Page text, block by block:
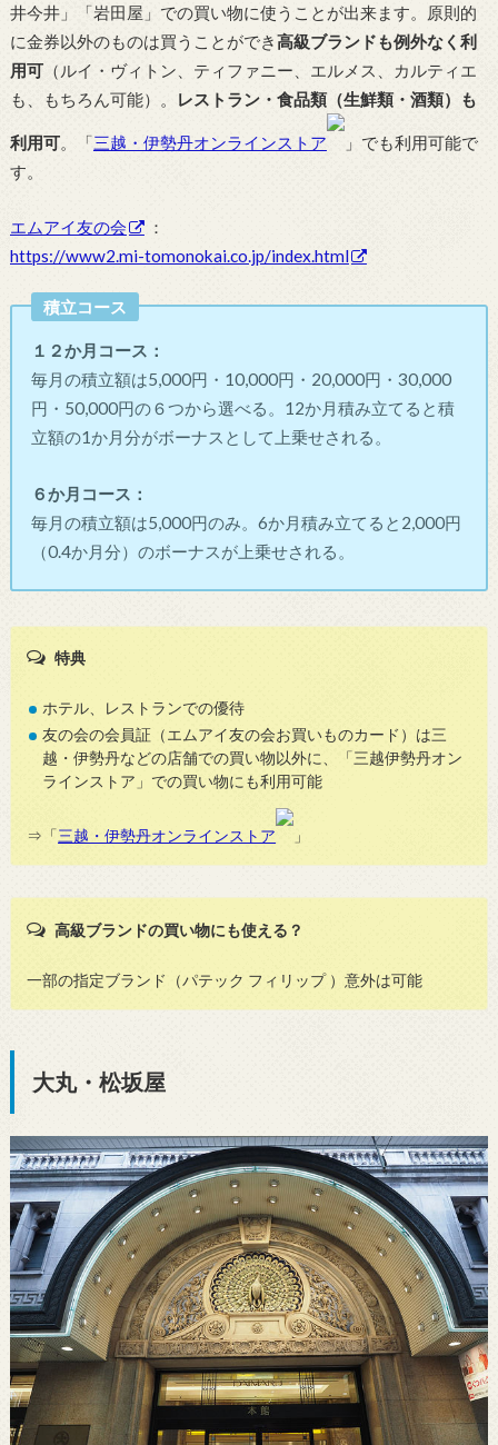
井今井」「岩田屋」での買い物に使うことが出来ます。原則的
に金券以外のものは買うことができ高級ブランドも例外なく利
用可（ルイ・ヴィトン、ティファニー、エルメス、カルティエ
も、もちろん可能）。
レストラン・食品類（生鮮類・酒類）も
利用可。「三越・伊勢丹オンラインストア
」でも利用可能で
す。
エムアイ友の会
：
https://www2.mi-tomonokai.co.jp/index.html
積立コース
１２か月コース：
毎月の積立額は5,000円・10,000円・20,000円・30,000
円・50,000円の６つから選べる。12か月積み立てると積
立額の1か月分がボーナスとして上乗せされる。
６か月コース：
毎月の積立額は5,000円のみ。6か月積み立てると2,000円
（0.4か月分）のボーナスが上乗せされる。
特典
ホテル、レストランでの優待
友の会の会員証（エムアイ友の会お買いものカード）は三
越・伊勢丹などの店舗での買い物以外に、「三越伊勢丹オン
ラインストア」での買い物にも利用可能
⇒「三越・伊勢丹オンラインストア 」
高級ブランドの買い物にも使える？
一部の指定ブランド（パテック フィリップ ）意外は可能
大丸・松坂屋